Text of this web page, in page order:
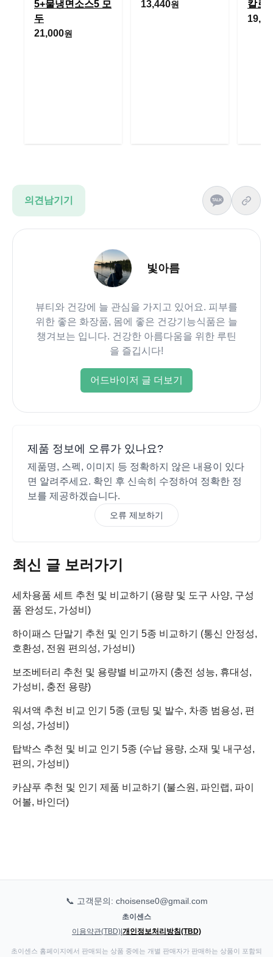
5+물냉면소스5 모
두
21,000원
13,440원
칼로
의견남기기
빛아름
뷰티와 건강에 늘 관심을 가지고 있어요. 피부를
위한 좋은 화장품, 몸에 좋은 건강기능식품은 늘
챙겨보는 입니다. 건강한 아름다움을 위한 루틴
을 즐깁시다!
어드바이저 글 더보기
제품 정보에 오류가 있나요?
제품명, 스펙, 이미지 등 정확하지 않은 내용이 있다
면 알려주세요. 확인 후 신속히 수정하여 정확한 정
보를 제공하겠습니다.
오류 제보하기
최신 글 보러가기
세차용품 세트 추천 및 비교하기 (용량 및 도구 사양, 구성
품 완성도, 가성비)
하이패스 단말기 추천 및 인기 5종 비교하기 (통신 안정성,
호환성, 전원 편의성, 가성비)
보조베터리 추천 및 용량별 비교까지 (충전 성능, 휴대성,
가성비, 충전 용량)
워셔액 추천 비교 인기 5종 (코팅 및 발수, 차종 범용성, 편
의성, 가성비)
탑박스 추천 및 비교 인기 5종 (수납 용량, 소재 및 내구성,
편의, 가성비)
카샴푸 추천 및 인기 제품 비교하기 (불스원, 파인랩, 파이
어볼, 바인더)
📞 고객문의: choisense0@gmail.com
초이센스
이용약관(TBD)|개인정보처리방침(TBD)
초이센스 홈페이지에서 판매되는 상품 중에는 개별 판매자가 판매하는 상품이 포함되